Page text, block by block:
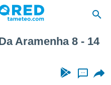
Aramenha 8 - 14
...